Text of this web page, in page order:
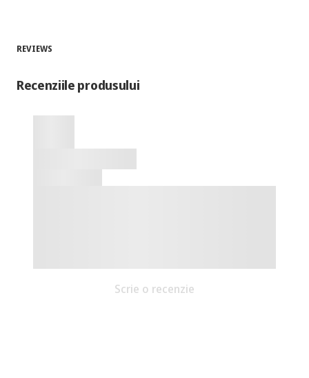
REVIEWS
Recenziile produsului
Scrie o recenzie